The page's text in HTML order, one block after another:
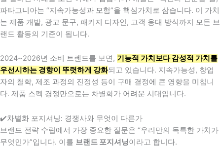
파타고니아는 “지속가능성과 모험”을 핵심가치로 삼습니다. 이 가치
는 제품 개발, 광고 문구, 패키지 디자인, 고객 응대 방식까지 모든 브
랜드 활동의 기준이 됩니다.
2024~2026년 소비 트렌드를 보면, 기능적 가치보다 감성적 가치를
우선시하는 경향이 뚜렷하게 강화되고 있습니다. 지속가능성, 창업
자의 철학, 제조 과정의 진정성 등이 구매 결정에 큰 영향을 미칩니
다. 제품 스펙 경쟁만으로는 차별화가 어려운 시대입니다.
✔️차별화 포지셔닝: 경쟁사와 무엇이 다른가
브랜드 전략 수립에서 가장 중요한 질문은 “우리만의 독특한 가치가
무엇인가”입니다. 이를 브랜드 포지셔닝이라고 합니다.